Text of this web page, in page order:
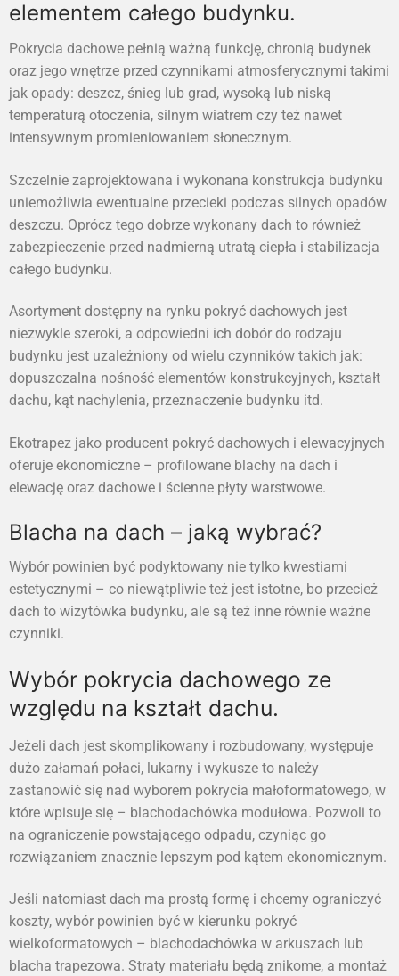
elementem całego budynku.
Pokrycia dachowe pełnią ważną funkcję, chronią budynek
oraz jego wnętrze przed czynnikami atmosferycznymi takimi
jak opady: deszcz, śnieg lub grad, wysoką lub niską
temperaturą otoczenia, silnym wiatrem czy też nawet
intensywnym promieniowaniem słonecznym.
Szczelnie zaprojektowana i wykonana konstrukcja budynku
uniemożliwia ewentualne przecieki podczas silnych opadów
deszczu. Oprócz tego dobrze wykonany dach to również
zabezpieczenie przed nadmierną utratą ciepła i stabilizacja
całego budynku.
Asortyment dostępny na rynku pokryć dachowych jest
niezwykle szeroki, a odpowiedni ich dobór do rodzaju
budynku jest uzależniony od wielu czynników takich jak:
dopuszczalna nośność elementów konstrukcyjnych, kształt
dachu, kąt nachylenia, przeznaczenie budynku itd.
Ekotrapez jako producent pokryć dachowych i elewacyjnych
oferuje ekonomiczne – profilowane blachy na dach i
elewację oraz dachowe i ścienne płyty warstwowe.
Blacha na dach – jaką wybrać?
Wybór powinien być podyktowany nie tylko kwestiami
estetycznymi – co niewątpliwie też jest istotne, bo przecież
dach to wizytówka budynku, ale są też inne równie ważne
czynniki.
Wybór pokrycia dachowego ze
względu na kształt dachu.
Jeżeli dach jest skomplikowany i rozbudowany, występuje
dużo załamań połaci, lukarny i wykusze to należy
zastanowić się nad wyborem pokrycia małoformatowego, w
które wpisuje się – blachodachówka modułowa. Pozwoli to
na ograniczenie powstającego odpadu, czyniąc go
rozwiązaniem znacznie lepszym pod kątem ekonomicznym.
Jeśli natomiast dach ma prostą formę i chcemy ograniczyć
koszty, wybór powinien być w kierunku pokryć
wielkoformatowych – blachodachówka w arkuszach lub
blacha trapezowa. Straty materiału będą znikome, a montaż